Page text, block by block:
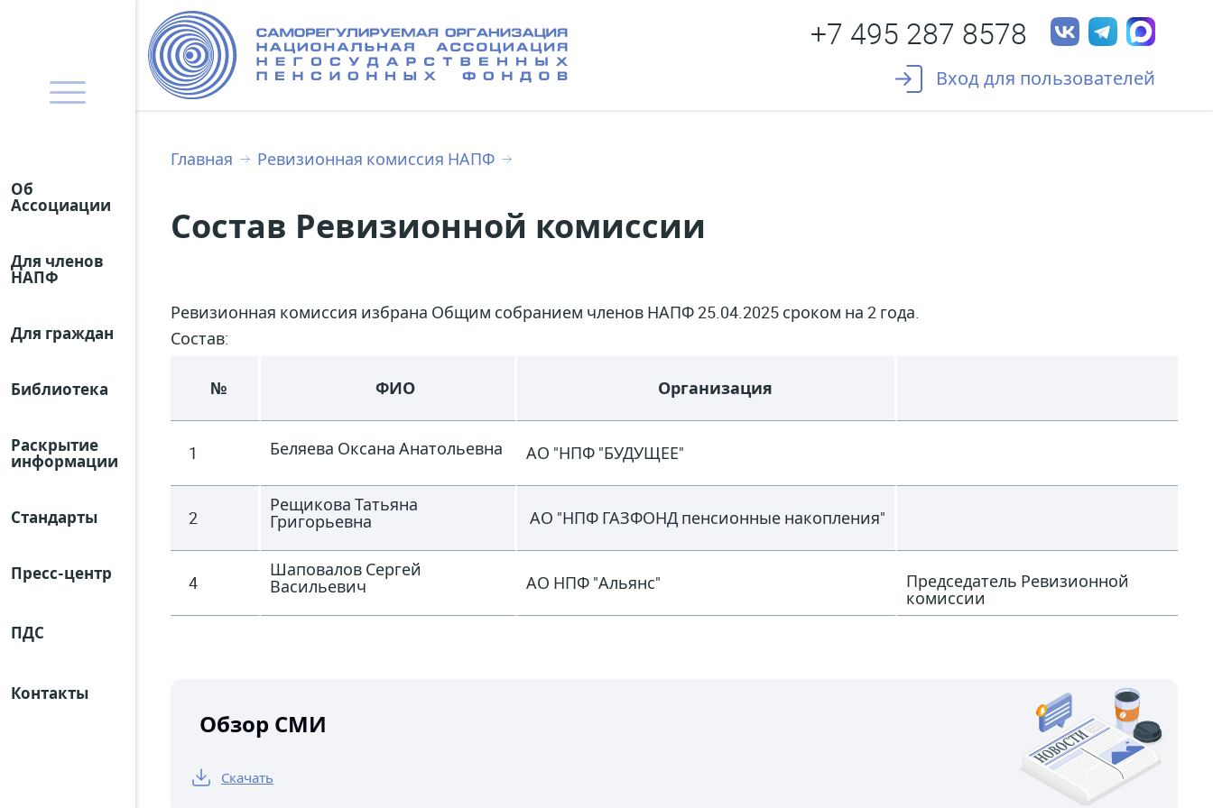
Об
Ассоциации
Для членов
НАПФ
Для граждан
Библиотека
Раскрытие
информации
Стандарты
Пресс-центр
ПДС
Контакты
+7 495 287 8578
Вход для пользователей
Главная Ревизионная комиссия НАПФ
Состав Ревизионной комиссии
Ревизионная комиссия избрана Общим собранием членов НАПФ 25.04.2025 сроком на 2 года.
Состав:
№ ФИО Организация
1 Беляева Оксана Анатольевна АО "НПФ "БУДУЩЕЕ"
2
Рещикова Татьяна
Григорьевна АО "НПФ ГАЗФОНД пенсионные накопления"
4
Шаповалов Сергей
Васильевич АО НПФ "Альянс" Председатель Ревизионной
комиссии
Обзор СМИ
Скачать